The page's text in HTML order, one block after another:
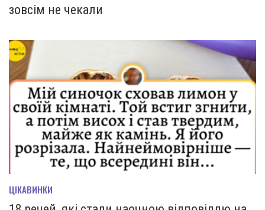
зовсім не чекали
ЦІКАВИНКИ